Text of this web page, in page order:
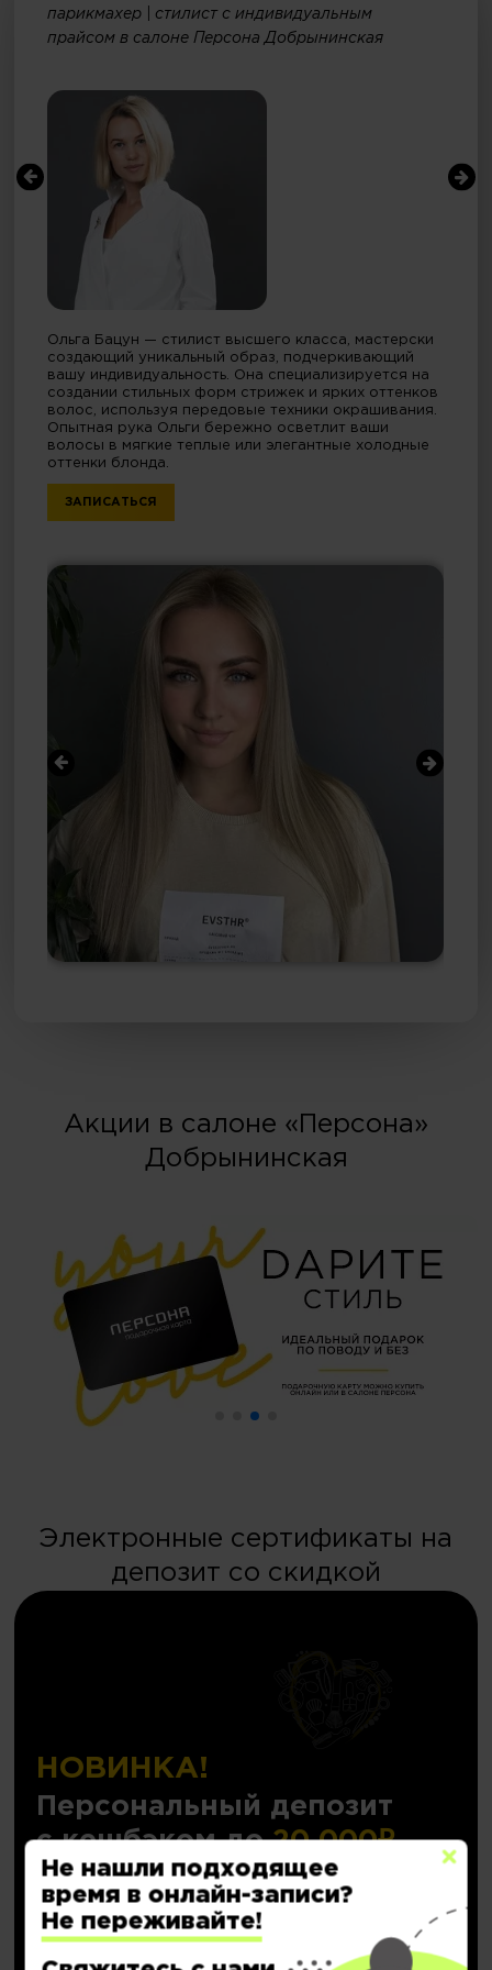
парикмахер | стилист с индивидуальным
прайсом в салоне Персона Добрынинская
Ольга Бацун — стилист высшего класса, мастерски
создающий уникальный образ, подчеркивающий
вашу индивидуальность. Она специализируется на
создании стильных форм стрижек и ярких оттенков
волос, используя передовые техники окрашивания.
Опытная рука Ольги бережно осветлит ваши
волосы в мягкие теплые или элегантные холодные
оттенки блонда.
ЗАПИСАТЬСЯ
Акции в салоне «Персона»
Добрынинская
Электронные сертификаты на
депозит со скидкой
НОВИНКА!
Персональный депозит
с кешбэком до20.000₽
Подробнее..
Купить
Не нашли подходящее
время в онлайн-записи?
Не переживайте!